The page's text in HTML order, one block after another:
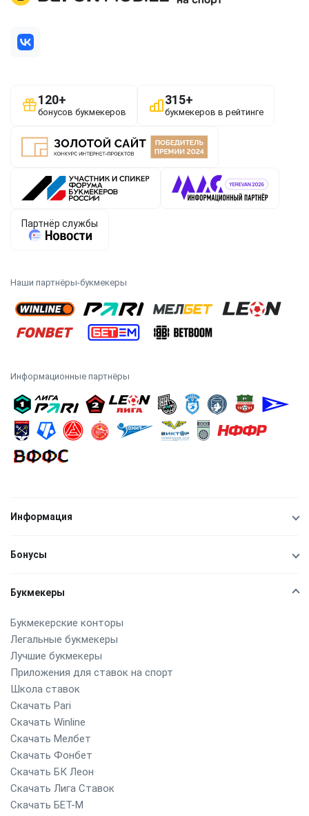
Наши партнёры-букмекеры
Информационные партнёры
Информация
Бонусы
Букмекеры
Букмекерские конторы
Легальные букмекеры
Лучшие букмекеры
Приложения для ставок на спорт
Школа ставок
Скачать Pari
Скачать Winline
Скачать Мелбет
Скачать Фонбет
Скачать БК Леон
Скачать Лига Ставок
Скачать БЕТ-М